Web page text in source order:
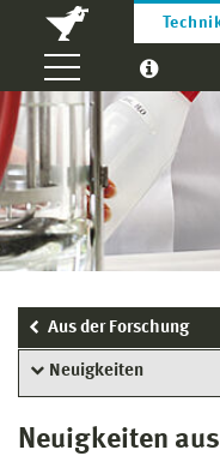
Aus der Forschung
Neuigkeiten
Neuigkeiten